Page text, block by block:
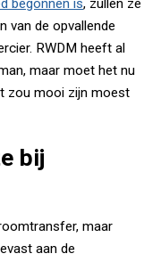
begonnen is, zullen ze
van de opvallende
RWDM heeft al
maar moet het nu
zou mooi zijn moest
bij
maar
aan de